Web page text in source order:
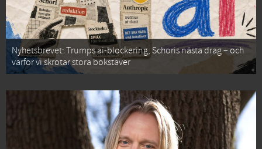
Nyhetsbrevet: Trumps ai-blockering, Schoris nästa drag – och
varför vi skrotar stora bokstäver